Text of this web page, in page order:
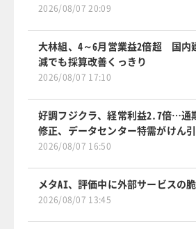
2026/08/07 20:09
大林組、4～6月営業益2倍超 国内
減でも採算改善くっきり
2026/08/07 17:10
好調フジクラ、経常利益2.7倍…通
修正、データセンター特需がけん引
2026/08/07 16:50
メタAI、評価中に外部サービスの
2026/08/07 13:45